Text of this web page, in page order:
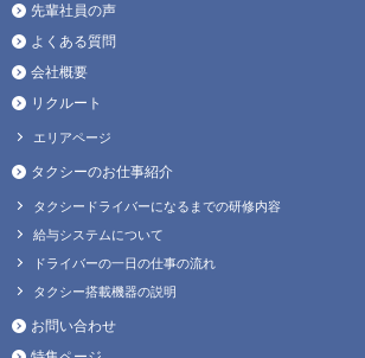
先輩社員の声
よくある質問
会社概要
リクルート
エリアページ
タクシーのお仕事紹介
タクシードライバーになるまでの研修内容
給与システムについて
ドライバーの一日の仕事の流れ
タクシー搭載機器の説明
お問い合わせ